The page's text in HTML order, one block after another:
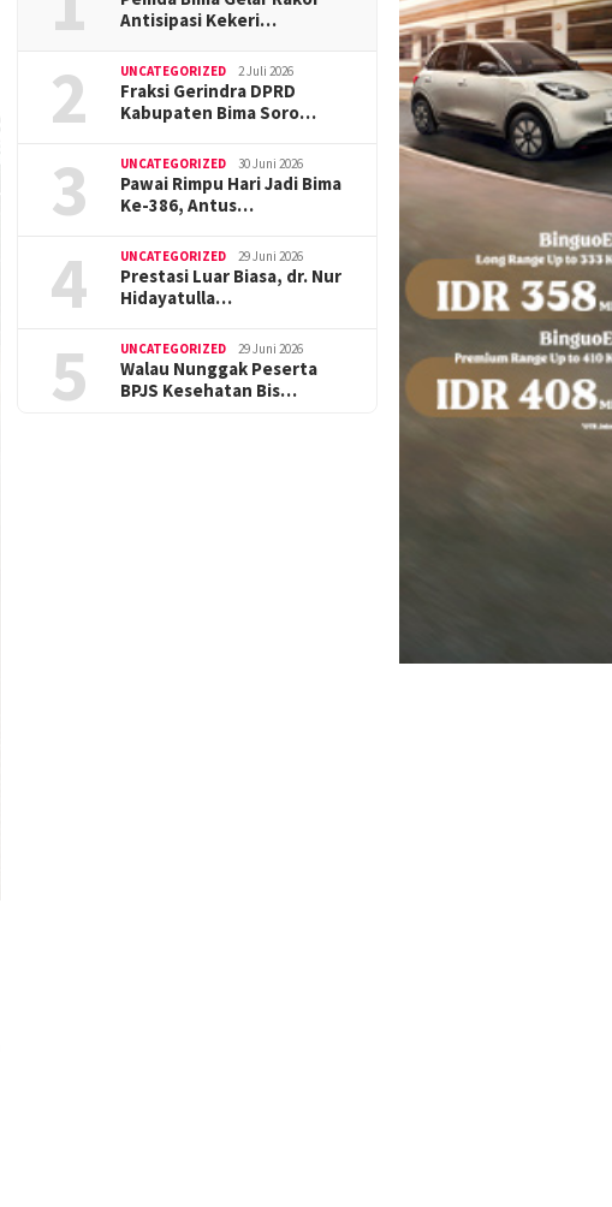
Antisipasi Kekeri…
2 UNCATEGORIZED 2 Juli 2026
Fraksi Gerindra DPRD
Kabupaten Bima Soro…
3 UNCATEGORIZED 30 Juni 2026
Pawai Rimpu Hari Jadi Bima
Ke-386, Antus…
4 UNCATEGORIZED 29 Juni 2026
Prestasi Luar Biasa, dr. Nur
Hidayatulla…
5 UNCATEGORIZED 29 Juni 2026
Walau Nunggak Peserta
BPJS Kesehatan Bis…